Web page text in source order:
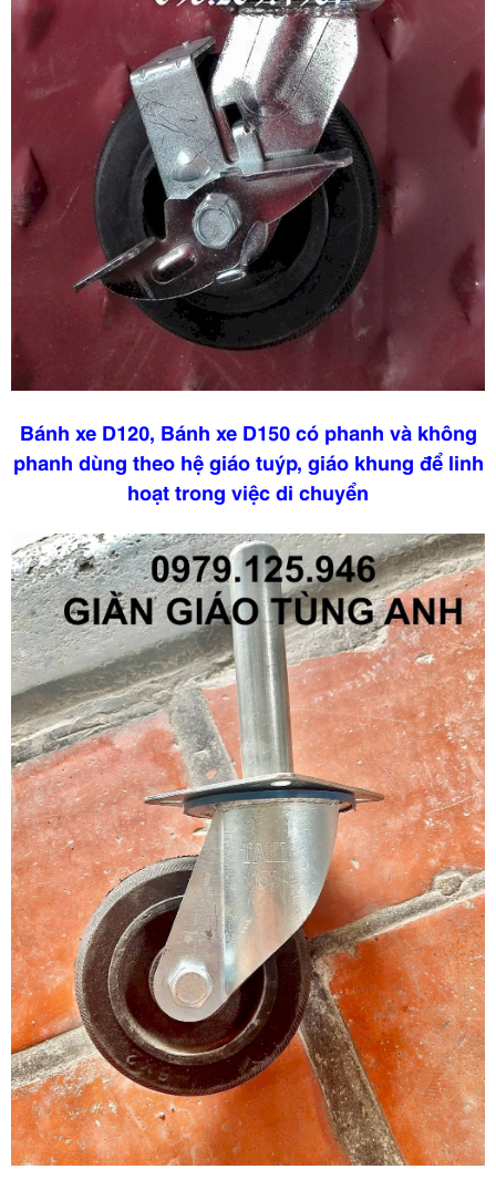
Bánh xe D120, Bánh xe D150 có phanh và không
phanh dùng theo hệ giáo tuýp, giáo khung để linh
hoạt trong việc di chuyển